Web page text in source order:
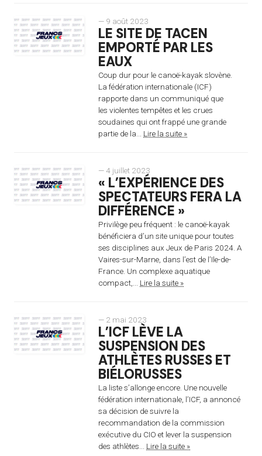
— 9 août 2023
LE SITE DE TACEN
EMPORTÉ PAR LES
EAUX
Coup dur pour le canoë-kayak slovène.
La fédération internationale (ICF)
rapporte dans un communiqué que
les violentes tempêtes et les crues
soudaines qui ont frappé une grande
partie de la... Lire la suite »
— 4 juillet 2023
« L’EXPÉRIENCE DES
SPECTATEURS FERA LA
DIFFÉRENCE »
Privilège peu fréquent : le canoë-kayak
bénéficiera d’un site unique pour toutes
ses disciplines aux Jeux de Paris 2024. A
Vaires-sur-Marne, dans l’est de l’Ile-de-
France. Un complexe aquatique
compact,... Lire la suite »
— 2 mai 2023
L’ICF LÈVE LA
SUSPENSION DES
ATHLÈTES RUSSES ET
BIÉLORUSSES
La liste s’allonge encore. Une nouvelle
fédération internationale, l’ICF, a annoncé
sa décision de suivre la
recommandation de la commission
exécutive du CIO et lever la suspension
des athlètes... Lire la suite »